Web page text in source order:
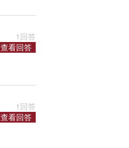
1回答
查看回答
1回答
查看回答